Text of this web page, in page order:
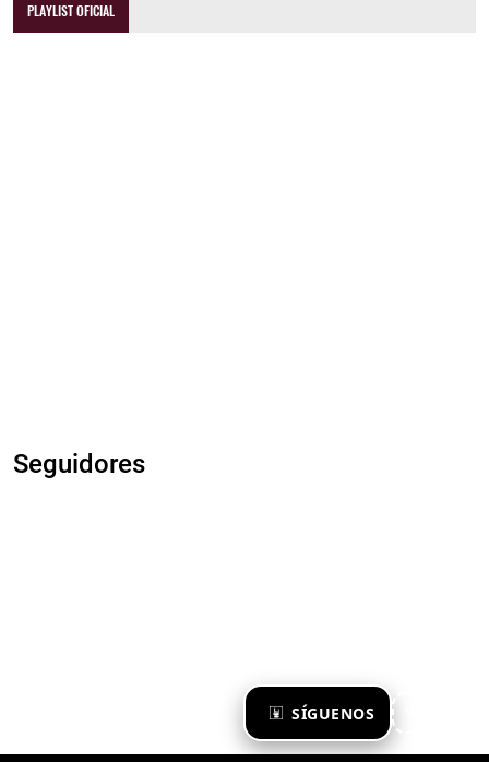
SÍGUENOS
PLAYLIST OFICIAL
Seguidores